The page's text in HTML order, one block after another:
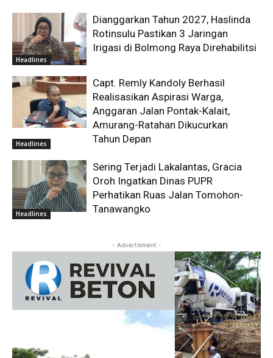
Headlines
Dianggarkan Tahun 2027, Haslinda
Rotinsulu Pastikan 3 Jaringan
Irigasi di Bolmong Raya Direhabilitsi
Headlines
Capt. Remly Kandoly Berhasil
Realisasikan Aspirasi Warga,
Anggaran Jalan Pontak-Kalait,
Amurang-Ratahan Dikucurkan
Tahun Depan
Headlines
Sering Terjadi Lakalantas, Gracia
Oroh Ingatkan Dinas PUPR
Perhatikan Ruas Jalan Tomohon-
Tanawangko
- Advertisment -